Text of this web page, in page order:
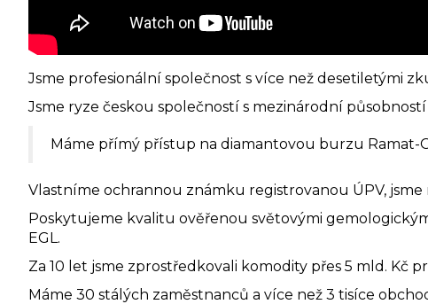
Jsme profesionální společnost s více než desetiletými
Jsme ryze českou společností s mezinárodní působností
Máme přímý přístup na diamantovou burzu Ramat-
Vlastníme ochrannou známku registrovanou ÚPV,
Poskytujeme kvalitu ověřenou světovými
EGL.
Za 10 let jsme zprostředkovali komodity přes 5 mld. Kč
Máme 30 stálých zaměstnanců a více než 3 tisíce